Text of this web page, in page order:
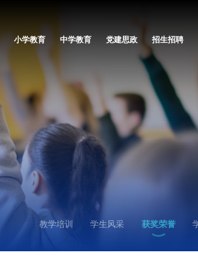
小学教育 中学教育 党建思政 招生招聘
教学培训 学生风采 获奖荣誉